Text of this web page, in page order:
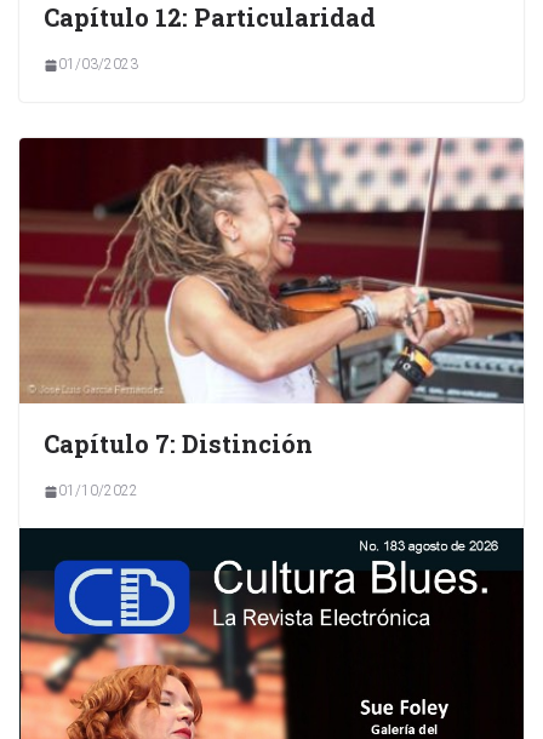
Capítulo 12: Particularidad
01/03/2023
Capítulo 7: Distinción
01/10/2022